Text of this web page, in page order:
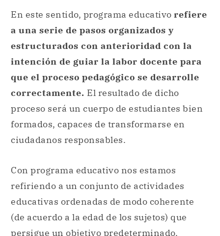
En este sentido, programa educativo refiere
a una serie de pasos organizados y
estructurados con anterioridad con la
intención de guiar la labor docente para
que el proceso pedagógico se desarrolle
correctamente. El resultado de dicho
proceso será un cuerpo de estudiantes bien
formados, capaces de transformarse en
ciudadanos responsables.
Con programa educativo nos estamos
refiriendo a un conjunto de actividades
educativas ordenadas de modo coherente
(de acuerdo a la edad de los sujetos) que
persigue un objetivo predeterminado.